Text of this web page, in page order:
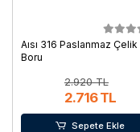
Aısı 316 Paslanmaz Çelik
Boru
2.920 TL
2.716 TL
Sepete Ekle